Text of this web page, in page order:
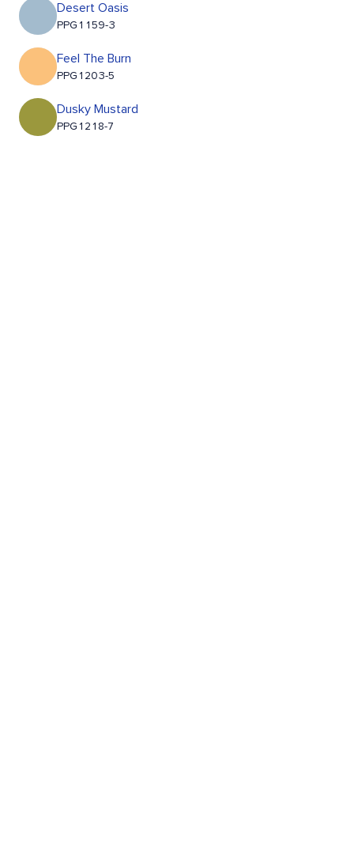
Desert Oasis
PPG1159-3
Feel The Burn
PPG1203-5
Dusky Mustard
PPG1218-7